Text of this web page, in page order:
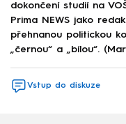
dokončení studií na
Prima NEWS jako
přehnanou politickou
„černou“ a „bílou“.
Vstup do diskuze